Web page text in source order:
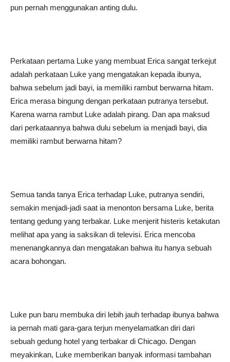
pun pernah menggunakan anting dulu.
Perkataan pertama Luke yang membuat Erica sangat terkejut
adalah perkataan Luke yang mengatakan kepada ibunya,
bahwa sebelum jadi bayi, ia memiliki rambut berwarna hitam.
Erica merasa bingung dengan perkataan putranya tersebut.
Karena warna rambut Luke adalah pirang. Dan apa maksud
dari perkataannya bahwa dulu sebelum ia menjadi bayi, dia
memiliki rambut berwarna hitam?
Semua tanda tanya Erica terhadap Luke, putranya sendiri,
semakin menjadi-jadi saat ia menonton bersama Luke, berita
tentang gedung yang terbakar. Luke menjerit histeris ketakutan
melihat apa yang ia saksikan di televisi. Erica mencoba
menenangkannya dan mengatakan bahwa itu hanya sebuah
acara bohongan.
Luke pun baru membuka diri lebih jauh terhadap ibunya bahwa
ia pernah mati gara-gara terjun menyelamatkan diri dari
sebuah gedung hotel yang terbakar di Chicago. Dengan
meyakinkan, Luke memberikan banyak informasi tambahan